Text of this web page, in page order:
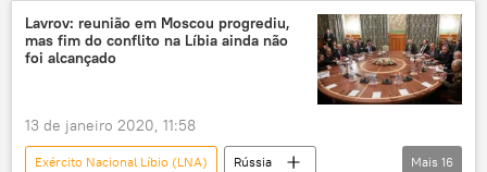
Líbia
Recep Tayyip Erdogan
Khalifa Haftar
Lavrov: reunião em Moscou progrediu,
mas fim do conflito na Líbia ainda não
foi alcançado
13 de janeiro 2020, 11:58
Exército Nacional Líbio (LNA)
Rússia
Mais 16